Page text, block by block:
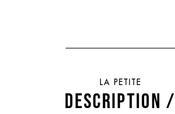
LA PETITE
DESCRIPTION /